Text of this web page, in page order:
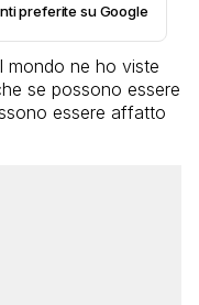
preferite su Google
mondo ne ho viste
se possono essere
essere affatto